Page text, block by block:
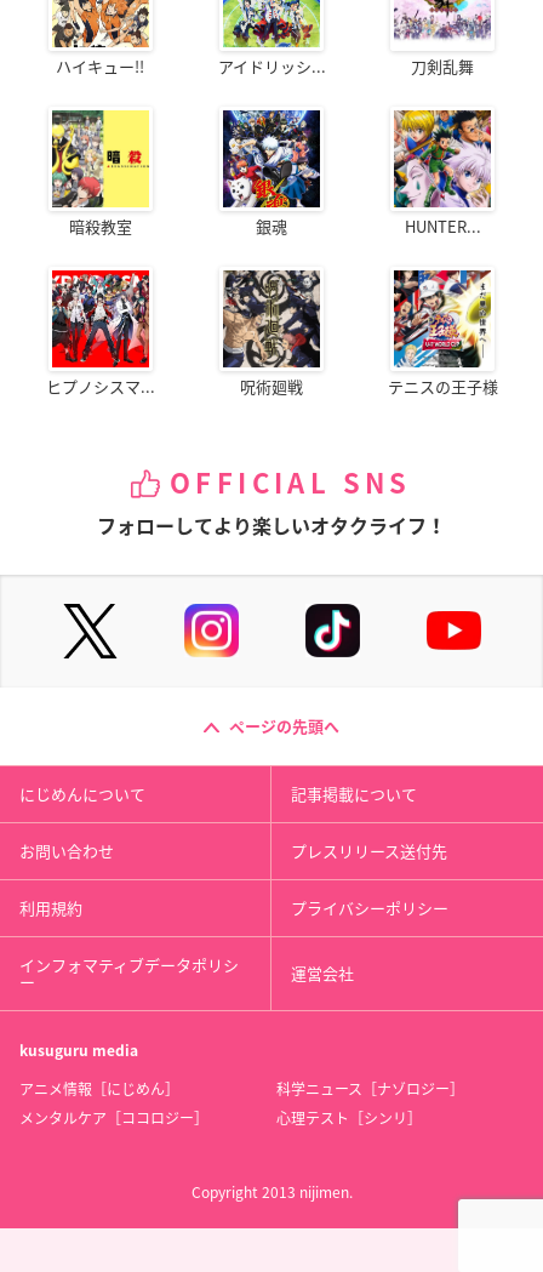
ハイキュー!! アイドリッシ... 刀剣乱舞
暗殺教室 銀魂 HUNTER...
ヒプノシスマ... 呪術廻戦 テニスの王子様
OFFICIAL SNS
フォローしてより楽しいオタクライフ！
ページの先頭へ
にじめんについて 記事掲載について
お問い合わせ プレスリリース送付先
利用規約 プライバシーポリシー
インフォマティブデータポリシ
ー 運営会社
kusuguru media
アニメ情報［にじめん］
科学ニュース［ナゾロジー］
メンタルケア［ココロジー］
心理テスト［シンリ］
Copyright 2013 nijimen.